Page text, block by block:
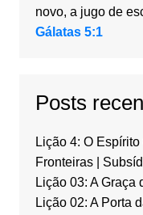
novo, a jugo de
Gálatas 5:1
Posts
Lição 4: O
Fronteiras |
Lição 03: A
Lição 02: A Porta